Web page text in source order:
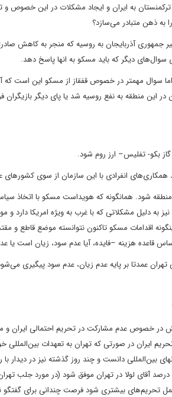
ایران و ایجاد مشکلات در این خصوص و
به ذهن متبادر می‌سازد؟
دیگر که باید مسکو به انها پاسخ دهد.
اما سوال مهمتر در خصوص قفقاز از مسکو این است که
در این منطقه به نفع روسیه شد یا پای دیگر بازیگران
شود.
این سازمان از سوی کشورهای
. همانگونه که هویداست مسکو با اتخاذ
نیز به دلیل مشکلاتی کهبا غرب به ویژه امریکا دارد
اقدامات مسکو تاکنون نتوانسته موضع قاطع و
قاعده هزینه –فایده، آیا عدم سود، زیان است یا
عمدتا بر پایهعدم زیان، عدم سود پیگیری
در خصوص عدم مشارکتدر تحریم احتمالی ایران و
ایران در صورتی که تهران بهتعهدات
بین‌المللی دانست و چند روز گذشته نیز در دیدار
لولا خوش‌بین باشم، احتمال می‌دهم 30 درصد آقای لولا در تهران موفق
تحریم‌های بیشتری شود فرصت چندانی برای گفتگو